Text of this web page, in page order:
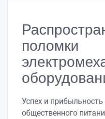
поломки
Успех и
общественного